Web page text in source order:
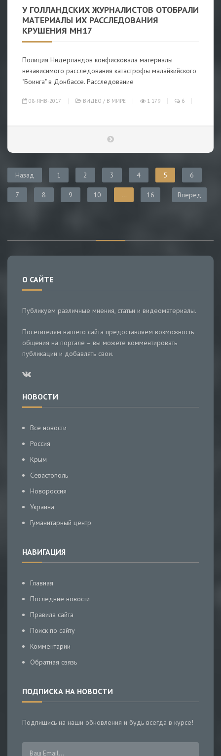
У ГОЛЛАНДСКИХ ЖУРНАЛИСТОВ ОТОБРАЛИ
МАТЕРИАЛЫ ИХ РАССЛЕДОВАНИЯ
КРУШЕНИЯ MH17
Полиция Нидерландов конфисковала материалы
независимого расследования катастрофы малайзийского
"Боинга" в Донбассе. Расследование
08-ЯНВ-2017 ВИДЕО / В МИРЕ 1 179 6
Назад 1 2 3 4 5 6
7 8 9 10 ... 16 Вперед
О САЙТЕ
Публикуем различные мнения, статьи и видеоматериалы.
Посетителям нашего сайта предоставляем возможность
общения на портале – вы можете комментировать
публикации и добавлять свои.
НОВОСТИ
Все новости
Россия
Крым
Севастополь
Новороссия
Украина
Гуманитарный центр
НАВИГАЦИЯ
Главная
Последние новости
Правила сайта
Поиск по сайту
Комментарии
Обратная связь
ПОДПИСКА НА НОВОСТИ
Подпишись на наши обновления и будь всегда в курсе!